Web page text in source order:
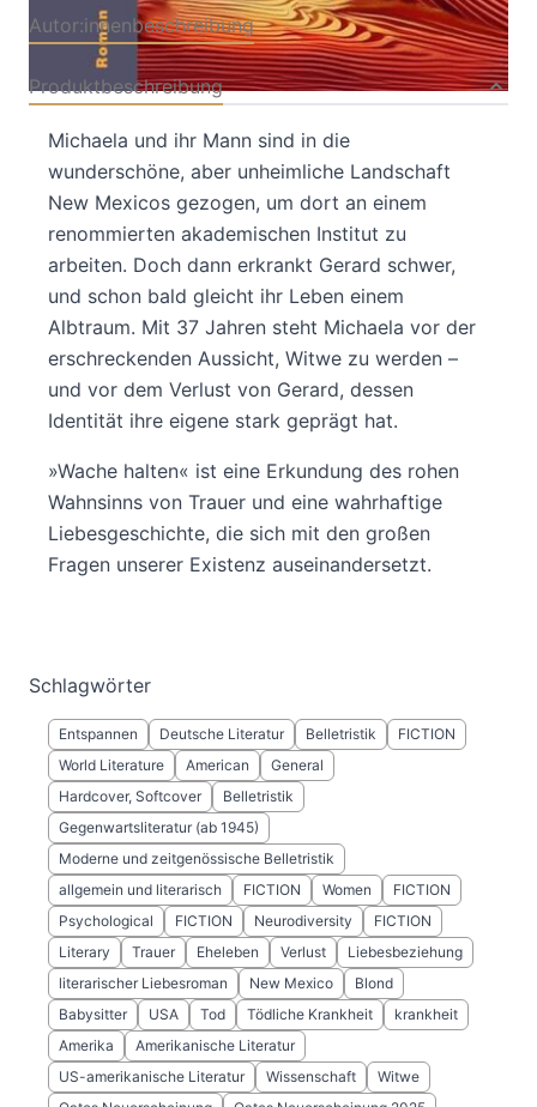
Autor:innenbeschreibung
Produktbeschreibung
Michaela und ihr Mann sind in die
wunderschöne, aber unheimliche Landschaft
New Mexicos gezogen, um dort an einem
renommierten akademischen Institut zu
arbeiten. Doch dann erkrankt Gerard schwer,
und schon bald gleicht ihr Leben einem
Albtraum. Mit 37 Jahren steht Michaela vor der
erschreckenden Aussicht, Witwe zu werden –
und vor dem Verlust von Gerard, dessen
Identität ihre eigene stark geprägt hat.
»Wache halten« ist eine Erkundung des rohen
Wahnsinns von Trauer und eine wahrhaftige
Liebesgeschichte, die sich mit den großen
Fragen unserer Existenz auseinandersetzt.
Schlagwörter
Entspannen Deutsche Literatur Belletristik
FICTION
World Literature
American
General
Hardcover, Softcover
Belletristik
Gegenwartsliteratur (ab 1945)
Moderne und zeitgenössische Belletristik
allgemein und literarisch
FICTION Women
FICTION
Psychological
FICTION Neurodiversity
FICTION
Literary
Trauer Eheleben Verlust
Liebesbeziehung
literarischer Liebesroman
New Mexico
Blond
Babysitter
USA Tod Tödliche Krankheit
krankheit
Amerika
Amerikanische Literatur
US-amerikanische Literatur
Wissenschaft
Witwe